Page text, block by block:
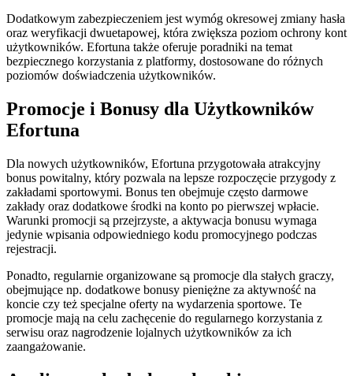
Dodatkowym zabezpieczeniem jest wymóg okresowej zmiany hasła
oraz weryfikacji dwuetapowej, która zwiększa poziom ochrony kont
użytkowników. Efortuna także oferuje poradniki na temat
bezpiecznego korzystania z platformy, dostosowane do różnych
poziomów doświadczenia użytkowników.
Promocje i Bonusy dla Użytkowników
Efortuna
Dla nowych użytkowników, Efortuna przygotowała atrakcyjny
bonus powitalny, który pozwala na lepsze rozpoczęcie przygody z
zakładami sportowymi. Bonus ten obejmuje często darmowe
zakłady oraz dodatkowe środki na konto po pierwszej wpłacie.
Warunki promocji są przejrzyste, a aktywacja bonusu wymaga
jedynie wpisania odpowiedniego kodu promocyjnego podczas
rejestracji.
Ponadto, regularnie organizowane są promocje dla stałych graczy,
obejmujące np. dodatkowe bonusy pieniężne za aktywność na
koncie czy też specjalne oferty na wydarzenia sportowe. Te
promocje mają na celu zachęcenie do regularnego korzystania z
serwisu oraz nagrodzenie lojalnych użytkowników za ich
zaangażowanie.